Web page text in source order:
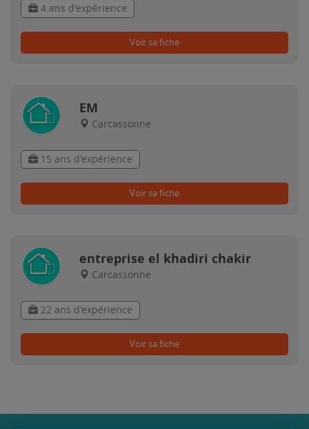
4 ans d'expérience
Voir sa fiche
EM
Carcassonne
15 ans d'expérience
Voir sa fiche
entreprise el khadiri chakir
Carcassonne
22 ans d'expérience
Voir sa fiche